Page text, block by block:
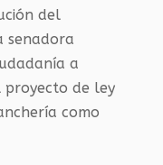
del
senadora
a
proyecto de ley
como